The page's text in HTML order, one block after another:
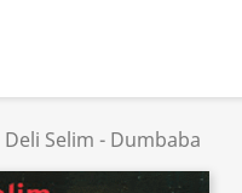
Deli Selim - Dumbaba